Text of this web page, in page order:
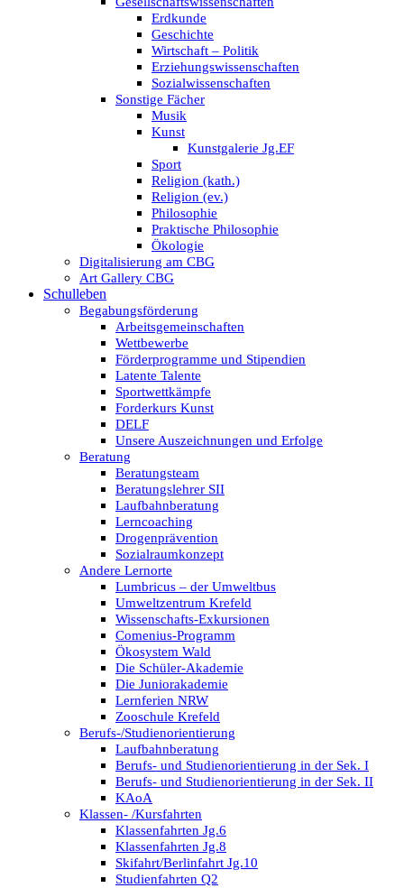
Erdkunde
Geschichte
Wirtschaft – Politik
Erziehungswissenschaften
Sozialwissenschaften
Sonstige Fächer
Musik
Kunst
Kunstgalerie Jg.EF
Sport
Religion (kath.)
Religion (ev.)
Philosophie
Praktische Philosophie
Ökologie
Digitalisierung am CBG
Art Gallery CBG
Schulleben
Begabungsförderung
Arbeitsgemeinschaften
Wettbewerbe
Förderprogramme und Stipendien
Latente Talente
Sportwettkämpfe
Forderkurs Kunst
DELF
Unsere Auszeichnungen und Erfolge
Beratung
Beratungsteam
Beratungslehrer SII
Laufbahnberatung
Lerncoaching
Drogenprävention
Sozialraumkonzept
Andere Lernorte
Lumbricus – der Umweltbus
Umweltzentrum Krefeld
Wissenschafts-Exkursionen
Comenius-Programm
Ökosystem Wald
Die Schüler-Akademie
Die Juniorakademie
Lernferien NRW
Zooschule Krefeld
Berufs-/Studienorientierung
Laufbahnberatung
Berufs- und Studienorientierung in der Sek. I
Berufs- und Studienorientierung in der Sek. II
KAoA
Klassen- /Kursfahrten
Klassenfahrten Jg.6
Klassenfahrten Jg.8
Skifahrt/Berlinfahrt Jg.10
Studienfahrten Q2